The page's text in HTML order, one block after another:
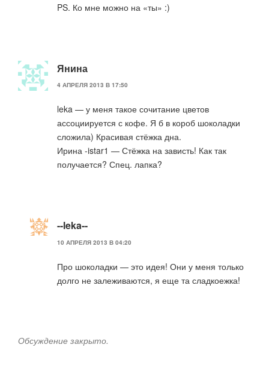
PS. Ко мне можно на «ты» :)
Янина
4 АПРЕЛЯ 2013 В 17:50
leka — у меня такое сочитание цветов
ассоциируется с кофе. Я б в короб шоколадки
сложила) Красивая стёжка дна.
Ирина -istar1 — Стёжка на зависть! Как так
получается? Спец. лапка?
--leka--
10 АПРЕЛЯ 2013 В 04:20
Про шоколадки — это идея! Они у меня только
долго не залеживаются, я еще та сладкоежка!
Обсуждение закрыто.